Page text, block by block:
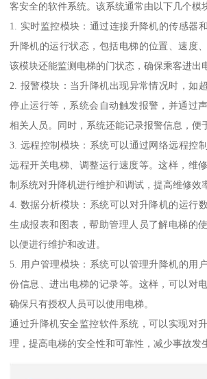
客安全的软件系统。该系统通常由以下几个模
1. 实时监控模块：通过连接升降机的传感器
升降机的运行状态，包括电梯的位置、速度
该模块还能监测电梯的门状态，确保乘客进出
2. 报警模块：当升降机出现异常情况时，如
停止运行等，系统会自动触发报警，并通过
相关人员。同时，系统还能记录报警信息，便
3. 远程控制模块：系统可以通过网络远程控
远程开关电梯、调整运行速度等。这样，维
制系统对升降机进行维护和调试，提高维修效
4. 数据分析模块：系统可以对升降机的运行
生成报表和图表，帮助管理人员了解电梯的
以便进行维护和改进。
5. 用户管理模块：系统可以管理升降机的用
份信息、进出电梯的记录等。这样，可以对
确保只有授权人员可以使用电梯。
通过升降机安全监控软件系统，可以实现对
理，提高电梯的安全性和可靠性，减少事故发